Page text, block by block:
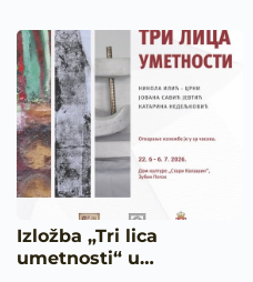
Izložba „Tri lica
umetnosti“ u…